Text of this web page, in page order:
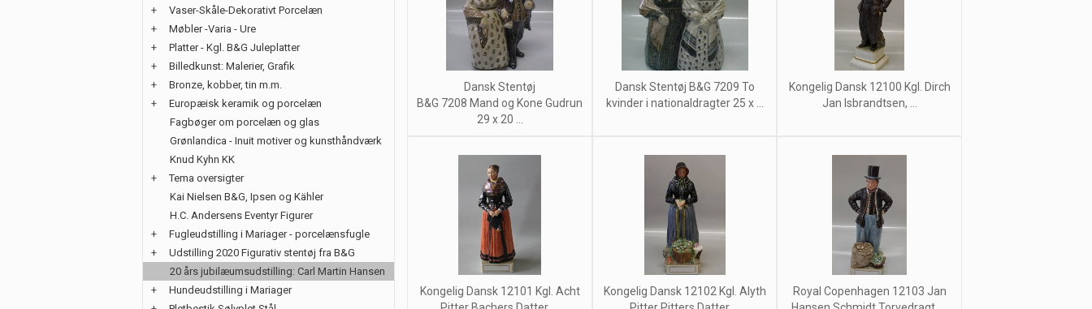
Dansk Stentøj
B&G 7208 Mand og Kone Gudrun
29 x 20 ...
Dansk Stentøj B&G 7209 To
kvinder i nationaldragter 25 x ...
Kongelig Dansk 12100 Kgl. Dirch
Jan Isbrandtsen, ...
Kongelig Dansk 12101 Kgl. Acht
Kongelig Dansk 12102 Kgl. Alyth
Royal Copenhagen 12103 Jan
+
Vaser-Skåle-Dekorativt Porcelæn
+
Møbler -Varia - Ure
+
Platter - Kgl. B&G Juleplatter
+
Billedkunst: Malerier, Grafik
+
Bronze, kobber, tin m.m.
+
Europæisk keramik og porcelæn
Fagbøger om porcelæn og glas
Grønlandica - Inuit motiver og kunsthåndværk
Knud Kyhn KK
+
Tema oversigter
Kai Nielsen B&G, Ipsen og Kähler
H.C. Andersens Eventyr Figurer
+
Fugleudstilling i Mariager - porcelænsfugle
+
Udstilling 2020 Figurativ stentøj fra B&G
20 års jubilæumsudstilling: Carl Martin Hansen
+
Hundeudstilling i Mariager